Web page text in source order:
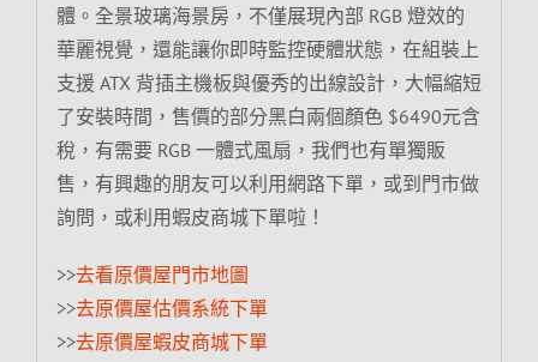
體。全景玻璃海景房，不僅展現內部 RGB 燈效的
華麗視覺，還能讓你即時監控硬體狀態，在組裝上
支援 ATX 背插主機板與優秀的出線設計，大幅縮短
了安裝時間，售價的部分黑白兩個顏色 $6490元含
稅，有需要 RGB 一體式風扇，我們也有單獨販
售，有興趣的朋友可以利用網路下單，或到門市做
詢問，或利用蝦皮商城下單啦！
>>去看原價屋門市地圖
>>去原價屋估價系統下單
>>去原價屋蝦皮商城下單